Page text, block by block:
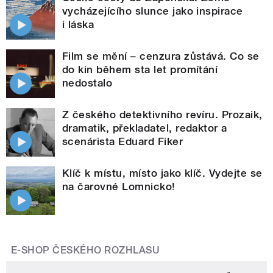
vycházejícího slunce jako inspirace
i láska
Film se mění – cenzura zůstává. Co se
do kin během sta let promítání
nedostalo
Z českého detektivního revíru. Prozaik,
dramatik, překladatel, redaktor a
scenárista Eduard Fiker
Klíč k místu, místo jako klíč. Vydejte se
na čarovné Lomnicko!
E-SHOP ČESKÉHO ROZHLASU